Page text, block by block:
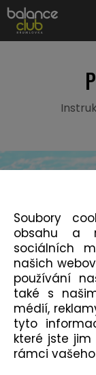
POPIS
Soubory
obsahu a
sociálních
našich
používání
také s
médií,
tyto
které jste jim
rámci